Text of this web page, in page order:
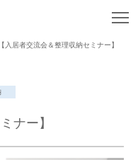
【入居者交流会＆整理収納セミナー】
ナー】